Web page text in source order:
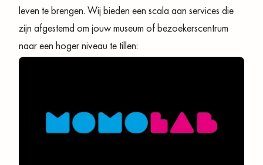
leven te brengen. Wij bieden een scala aan services die
zijn afgestemd om jouw museum of bezoekerscentrum
naar een hoger niveau te tillen: